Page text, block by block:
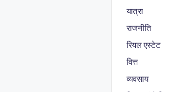
यात्रा
राजनीति
रियल एस्टेट
वित्त
व्यवसाय